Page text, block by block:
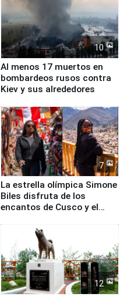
10
Al menos 17 muertos en
bombardeos rusos contra
Kiev y sus alrededores
7
La estrella olímpica Simone
Biles disfruta de los
encantos de Cusco y el
12